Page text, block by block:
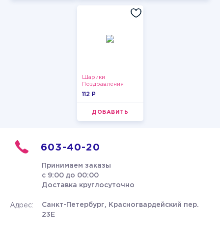
Шарики
Поздравления
112 P
ДОБАВИТЬ
603-40-20
Принимаем заказы
с 9:00 до 00:00
Доставка круглосуточно
Адрес:
Санкт-Петербург, Красногвардейский пер.
23Е